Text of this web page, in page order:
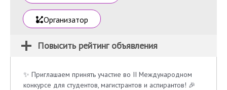
Организатор
Повысить рейтинг объявления
✨ Приглашаем принять участие во II Международном
конкурсе для студентов, магистрантов и аспирантов! 🎉